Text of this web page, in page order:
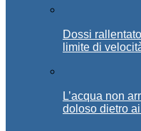
Dossi
limite di
L’acqua non
doloso dietro